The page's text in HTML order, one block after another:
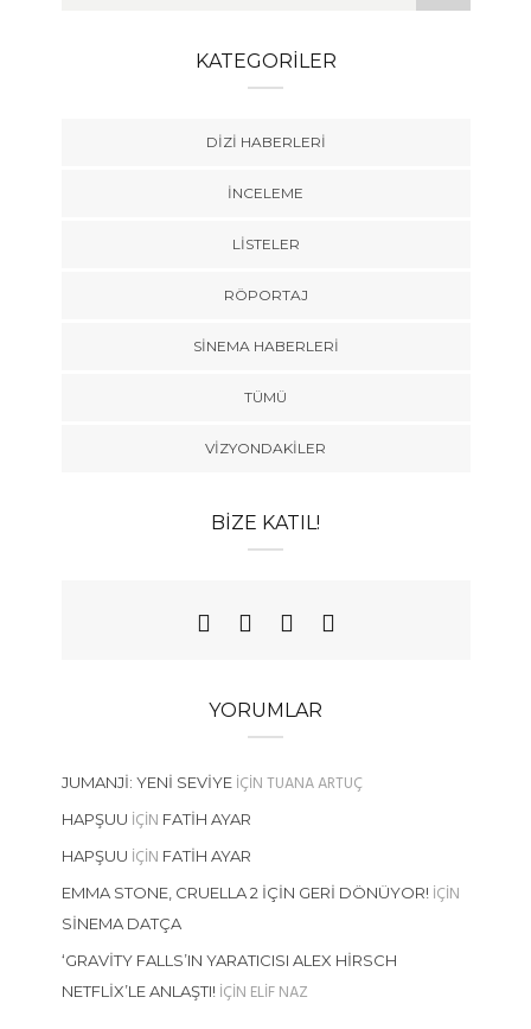
KATEGORILER
DIZI HABERLERI
İNCELEME
LISTELER
RÖPORTAJ
SINEMA HABERLERI
TÜMÜ
VIZYONDAKILER
BIZE KATIL!
YORUMLAR
JUMANJI: YENI SEVIYEIÇINTUANA ARTUÇ
HAPŞUU IÇIN FATIH AYAR
HAPŞUU IÇIN FATIH AYAR
EMMA STONE, CRUELLA 2 İÇIN GERI DÖNÜYOR!IÇIN
SINEMA DATÇA
‘GRAVITY FALLS’IN YARATICISI ALEX HIRSCH
NETFLIX’LE ANLAŞTI!IÇIN ELIF NAZ